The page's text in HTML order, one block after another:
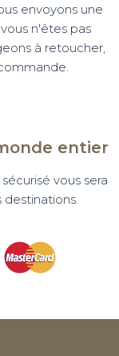
envoyons une
n'êtes pas
à retoucher,
entier
vous sera